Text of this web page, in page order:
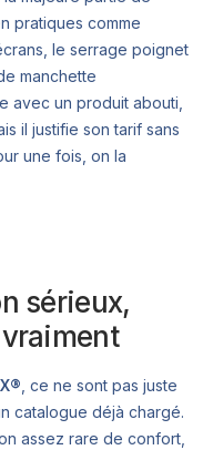
pratiques comme
le serrage poignet
manchette
avec un produit abouti,
il justifie son tarif sans
une fois, on la
sérieux,
, ce ne sont pas juste
catalogue déjà chargé.
assez rare de confort,